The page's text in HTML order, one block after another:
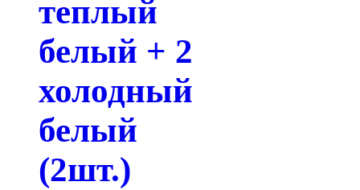
теплый
белый + 2
холодный
белый
(2шт.)